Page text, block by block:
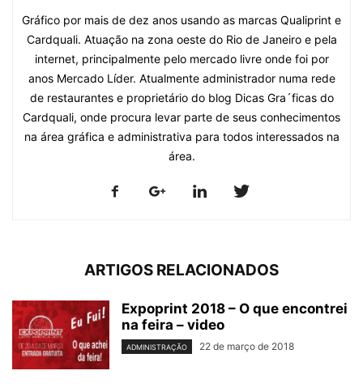
Gráfico por mais de dez anos usando as marcas Qualiprint e
Cardquali. Atuação na zona oeste do Rio de Janeiro e pela
internet, principalmente pelo mercado livre onde foi por
anos Mercado Líder. Atualmente administrador numa rede
de restaurantes e proprietário do blog Dicas Gra´ficas do
Cardquali, onde procura levar parte de seus conhecimentos
na área gráfica e administrativa para todos interessados na
área.
ARTIGOS RELACIONADOS
Expoprint 2018 – O que encontrei
na feira – video
ADMINISTRAÇÃO 22 de março de 2018